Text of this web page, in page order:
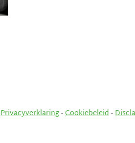
Privacyverklaring-Cookiebeleid-